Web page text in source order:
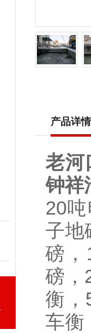
产品详情
老河
钟祥
20
子地
磅，
磅，
衡，
车衡